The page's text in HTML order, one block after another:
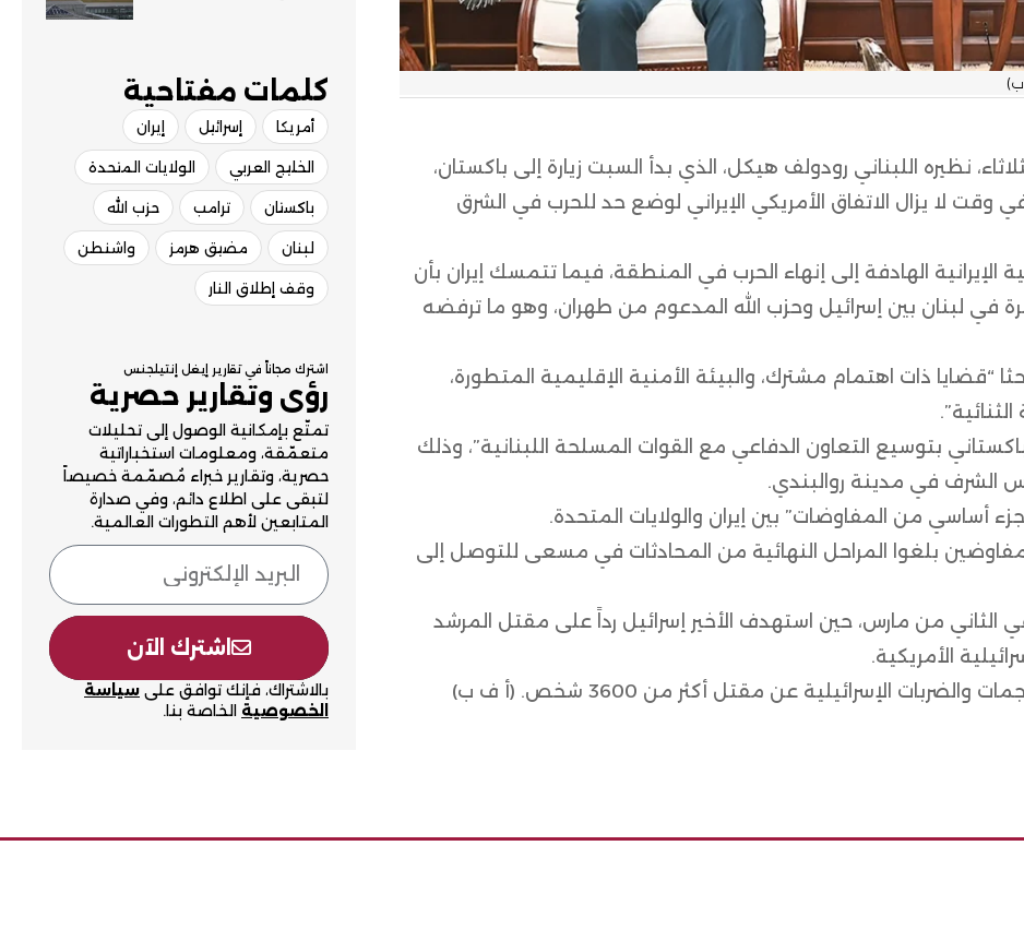
ب)
نظيره اللبناني رودولف هيكل، الذي بدأ السبت زيارة إلى باكستان،
وقت لا يزال الاتفاق الأمريكي الإيراني لوضع حد للحرب في الشرق
الهادفة إلى إنهاء الحرب في المنطقة، فيما تتمسك إيران بأن
لبنان بين إسرائيل وحزب الله المدعوم من طهران، وهو ما ترفضه
“قضايا ذات اهتمام مشترك، والبيئة الأمنية الإقليمية المتطورة،
بتوسيع التعاون الدفاعي مع القوات المسلحة اللبنانية”، وذلك
في مدينة روالبندي.
أساسي من المفاوضات” بين إيران والولايات المتحدة.
المفاوضين بلغوا المراحل النهائية من المحادثات في مسعى للتوصل إلى
الثاني من مارس، حين استهدف الأخير إسرائيل رداً على مقتل المرشد
الأمريكية.
الإسرائيلية عن مقتل أكثر من 3600 شخص. (أ ف ب)
كلمات مفتاحية​
أمريكا إسرائيل إيران
الخليج العربي الولايات المتحدة
باكستان ترامب حزب الله
لبنان مضيق هرمز واشنطن
وقف إطلاق النار
اشترك مجاناً في تقارير إيغل إنتيلجنس
رؤى وتقارير حصرية
تمتّع بإمكانية الوصول إلى تحليلات
متعمّقة، ومعلومات استخباراتية
حصرية، وتقارير خبراء مُصمّمة خصيصاً
لتبقى على اطلاع دائم، وفي صدارة
المتابعين لأهم التطورات العالمية.
اشترك الآن
بالاشتراك، فإنك توافق على سياسة
الخصوصية الخاصة بنا.